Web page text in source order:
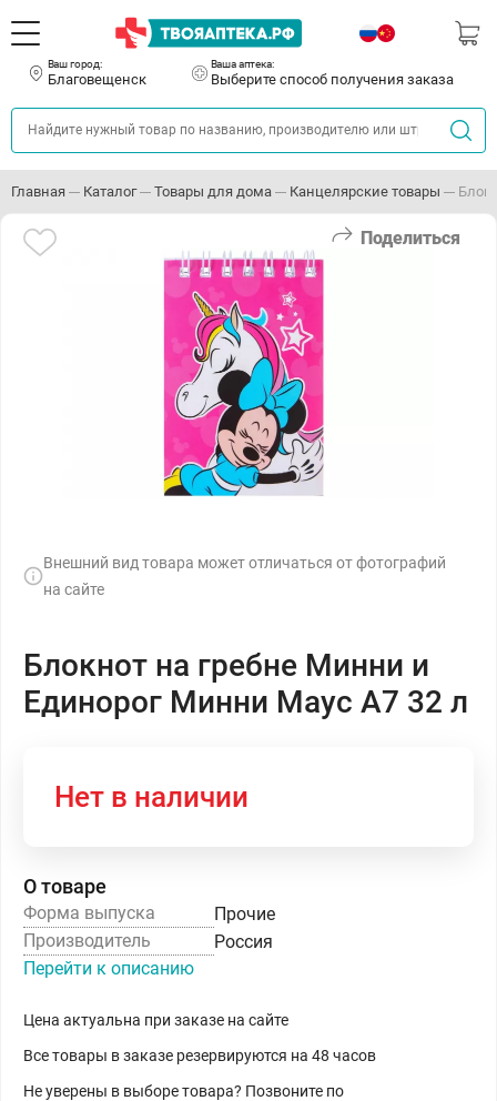
Ваш город:
Благовещенск
Ваша аптека:
Выберите способ получения заказа
Главная Каталог Товары для дома Канцелярские товары
Поделиться
Внешний вид товара может отличаться от фотографий
на сайте
Блокнот на гребне Минни и
Единорог Минни Маус А7 32 л
Нет в наличии
О товаре
Форма выпуска
Прочие
Производитель
Россия
Перейти к описанию
Цена актуальна при заказе на сайте
Все товары в заказе резервируются на 48 часов
Не уверены в выборе товара? Позвоните по